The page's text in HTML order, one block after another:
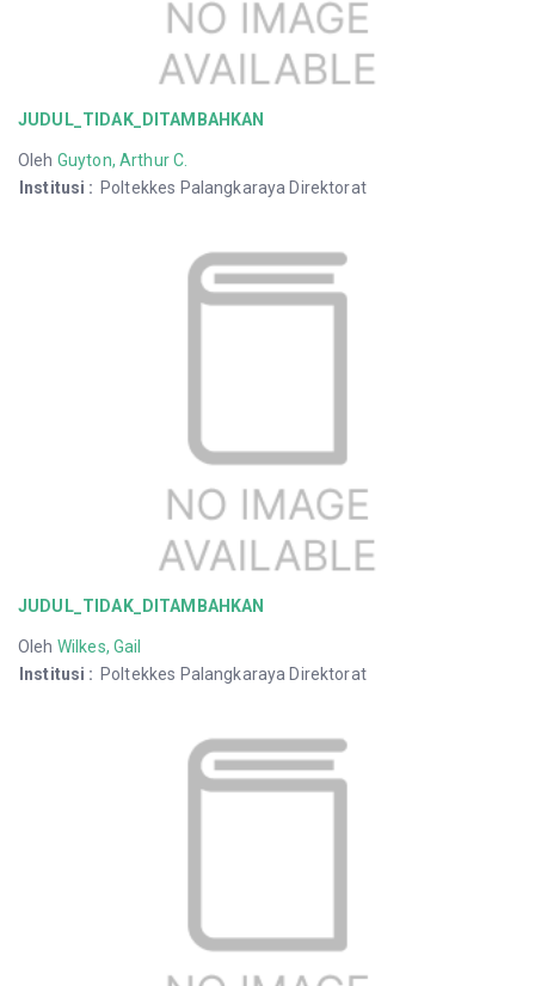
JUDUL_TIDAK_DITAMBAHKAN
Oleh Guyton, Arthur C.
Institusi : Poltekkes Palangkaraya Direktorat
JUDUL_TIDAK_DITAMBAHKAN
Oleh Wilkes, Gail
Institusi : Poltekkes Palangkaraya Direktorat